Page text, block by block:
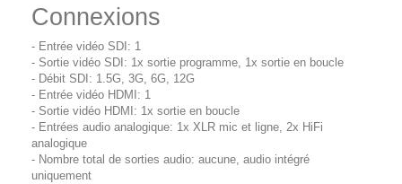
Connexions
- Entrée vidéo SDI: 1
- Sortie vidéo SDI: 1x sortie programme, 1x sortie en boucle
- Débit SDI: 1.5G, 3G, 6G, 12G
- Entrée vidéo HDMI: 1
- Sortie vidéo HDMI: 1x sortie en boucle
- Entrées audio analogique: 1x XLR mic et ligne, 2x HiFi
analogique
- Nombre total de sorties audio: aucune, audio intégré
uniquement